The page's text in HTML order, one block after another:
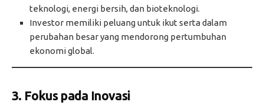
teknologi, energi bersih, dan bioteknologi.
Investor memiliki peluang untuk ikut serta dalam
perubahan besar yang mendorong pertumbuhan
ekonomi global.
3. Fokus pada Inovasi